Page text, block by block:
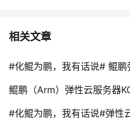
相关文章
#化鲲为鹏，我有话说# 鲲
鲲鹏（Arm）弹性云服务器
#化鲲为鹏，我有话说#弹